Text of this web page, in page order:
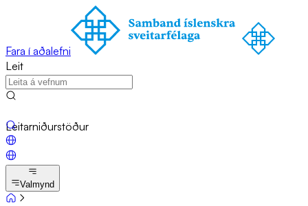
Fara í aðalefni
Leit
Leitarniðurstöður
Valmynd